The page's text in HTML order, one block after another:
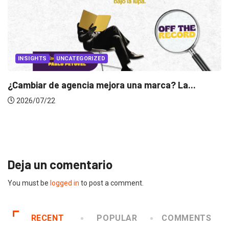
INSIGHTS
Deja un comentario
You must be logged in to post a comment.
RECENT POPULAR COMMENTS